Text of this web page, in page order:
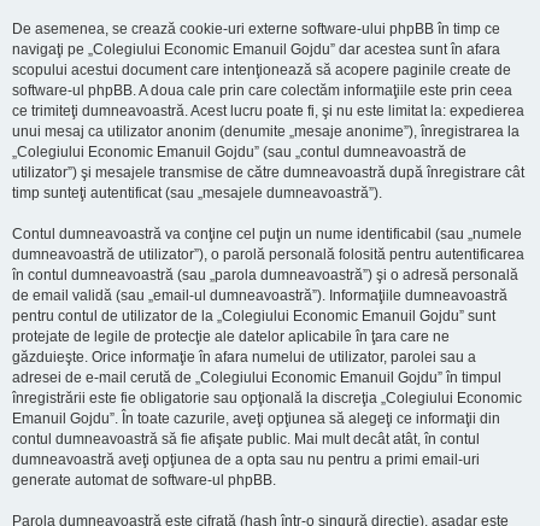
De asemenea, se crează cookie-uri externe software-ului phpBB în timp ce
navigaţi pe „Colegiului Economic Emanuil Gojdu” dar acestea sunt în afara
scopului acestui document care intenţionează să acopere paginile create de
software-ul phpBB. A doua cale prin care colectăm informaţiile este prin ceea
ce trimiteţi dumneavoastră. Acest lucru poate fi, şi nu este limitat la: expedierea
unui mesaj ca utilizator anonim (denumite „mesaje anonime”), înregistrarea la
„Colegiului Economic Emanuil Gojdu” (sau „contul dumneavoastră de
utilizator”) şi mesajele transmise de către dumneavoastră după înregistrare cât
timp sunteţi autentificat (sau „mesajele dumneavoastră”).
Contul dumneavoastră va conţine cel puţin un nume identificabil (sau „numele
dumneavoastră de utilizator”), o parolă personală folosită pentru autentificarea
în contul dumneavoastră (sau „parola dumneavoastră”) şi o adresă personală
de email validă (sau „email-ul dumneavoastră”). Informaţiile dumneavoastră
pentru contul de utilizator de la „Colegiului Economic Emanuil Gojdu” sunt
protejate de legile de protecţie ale datelor aplicabile în ţara care ne
găzduieşte. Orice informaţie în afara numelui de utilizator, parolei sau a
adresei de e-mail cerută de „Colegiului Economic Emanuil Gojdu” în timpul
înregistrării este fie obligatorie sau opţională la discreţia „Colegiului Economic
Emanuil Gojdu”. În toate cazurile, aveţi opţiunea să alegeţi ce informaţii din
contul dumneavoastră să fie afişate public. Mai mult decât atât, în contul
dumneavoastră aveţi opţiunea de a opta sau nu pentru a primi email-uri
generate automat de software-ul phpBB.
Parola dumneavoastră este cifrată (hash într-o singură direcţie), aşadar este